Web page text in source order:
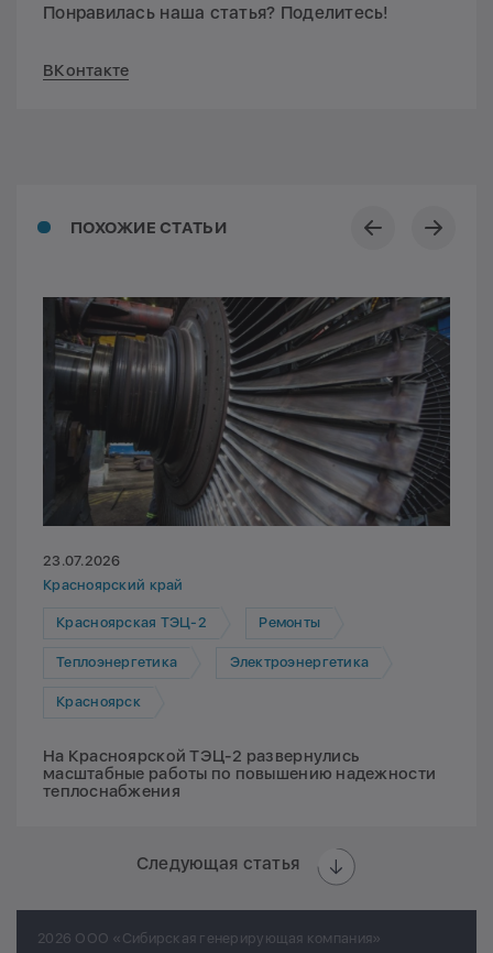
Понравилась наша статья? Поделитесь!
ВКонтакте
ПОХОЖИЕ СТАТЬИ
23.07.2026
Красноярский край
Красноярская ТЭЦ-2 Ремонты
Теплоэнергетика Электроэнергетика
Красноярск
На Красноярской ТЭЦ-2 развернулись
масштабные работы по повышению надежности
теплоснабжения
Следующая статья
2026 ООО «Сибирская генерирующая компания»